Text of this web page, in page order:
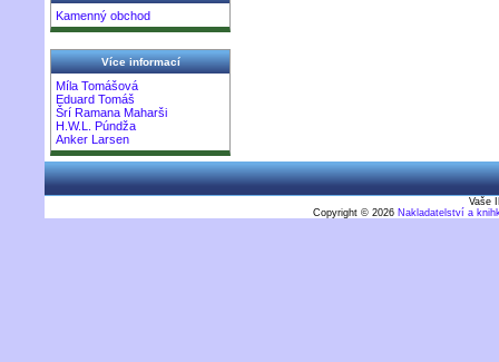
Kamenný obchod
Více informací
Míla Tomášová
Eduard Tomáš
Šrí Ramana Maharši
H.W.L. Púndža
Anker Larsen
Vaše
Copyright © 2026 Nakladatelství a